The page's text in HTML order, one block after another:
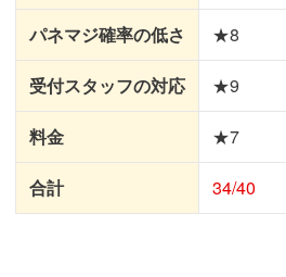
パネマジ確率の低さ ★8
受付スタッフの対応 ★9
料金 ★7
合計 34/40